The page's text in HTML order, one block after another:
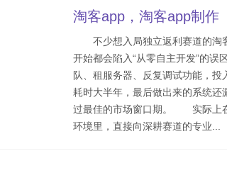
淘客app，淘客app制作
不少想入局独立返利赛道的淘
开始都会陷入“从零自主开发”的误
队、租服务器、反复调试功能，投
耗时大半年，最后做出来的系统还
过最佳的市场窗口期。 实际上
环境里，直接向深耕赛道的专业...